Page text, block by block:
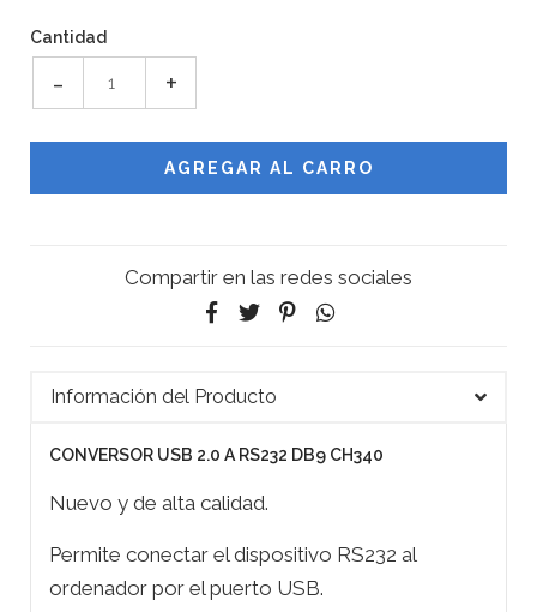
Cantidad
- +
Compartir en las redes sociales
Información del Producto
CONVERSOR USB 2.0 A RS232 DB9 CH340
Nuevo y de alta calidad.
Permite conectar el dispositivo RS232 al
ordenador por el puerto USB.